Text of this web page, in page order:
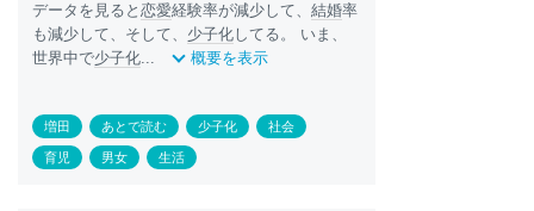
データを見ると 恋愛経験率が減少して、 結婚率
も減少して、そして、 少子化 してる。 いま、
世界中で少子化... 概要を表示
増田 あとで読む 少子化 社会
育児 男女 生活